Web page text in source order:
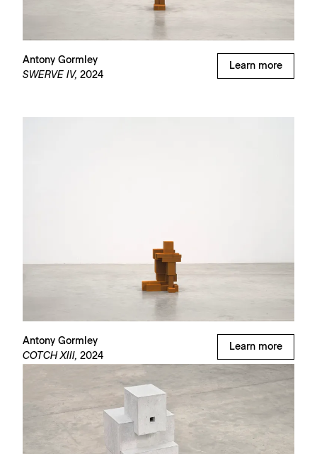
Antony Gormley
SWERVE IV, 2024
Learn more
Antony Gormley
COTCH XIII, 2024
Learn more